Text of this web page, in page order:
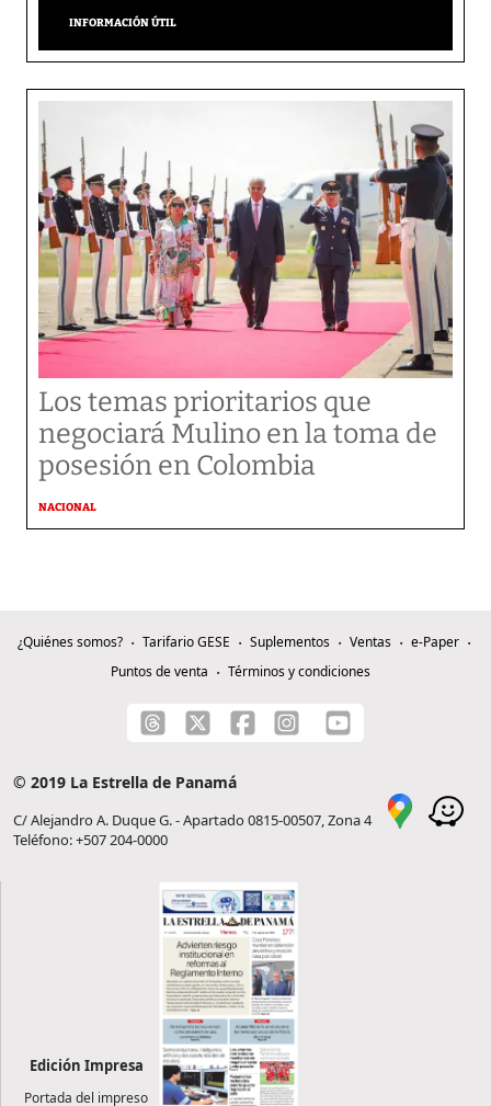
INFORMACIÓN ÚTIL
Los temas prioritarios que
negociará Mulino en la toma de
posesión en Colombia
NACIONAL
¿Quiénes somos? Tarifario GESE Suplementos Ventas
e-Paper
Puntos de venta
Términos y condiciones
© 2019 La Estrella de Panamá
C/ Alejandro A. Duque G. - Apartado 0815-00507, Zona 4
Teléfono: +507 204-0000
Edición Impresa
Portada del impreso